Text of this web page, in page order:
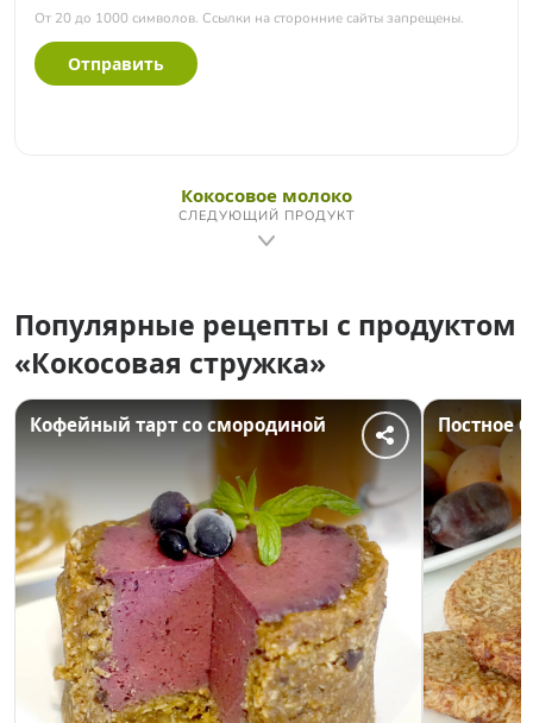
От 20 до 1000 символов. Ссылки на сторонние сайты запрещены.
Отправить
Кокосовое молоко
СЛЕДУЮЩИЙ ПРОДУКТ
Популярные рецепты с продуктом
«Кокосовая стружка»
Кофейный тарт со смородиной Постное